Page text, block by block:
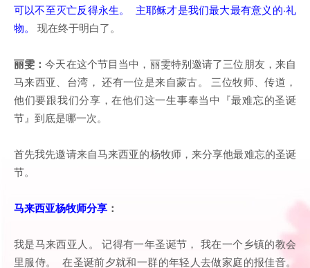
可以不至灭亡反得永生。 主耶稣才是我们最大最有意义的·礼
物。
现在终于明白了。
丽雯：今天在这个节目当中，丽雯特别邀请了三位朋友，来自
马来西亚、台湾， 还有一位是来自蒙古。 三位牧师、传道，
他们要跟我们分享，在他们这一生事奉当中『最难忘的圣诞
节』到底是哪一次。
首先我先邀请来自马来西亚的杨牧师，来分享他最难忘的圣诞
节。
马来西亚杨牧师分享 ：
我是马来西亚人。 记得有一年圣诞节， 我在一个乡镇的教会
里服侍。 在圣诞前夕就和一群的年轻人去做家庭的报佳音。